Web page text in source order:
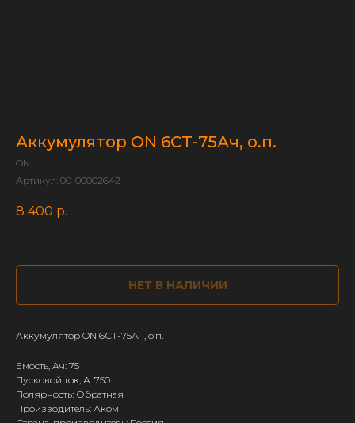
Аккумулятор ON 6СТ-75Ач, о.п.
ON
Артикул: 00-00002642
8 400 р.
НЕТ В НАЛИЧИИ
Аккумулятор ON 6СТ-75Ач, о.п.
Емость, Ач: 75
Пусковой ток, А: 750
Полярность: Обратная
Производитель: Аком